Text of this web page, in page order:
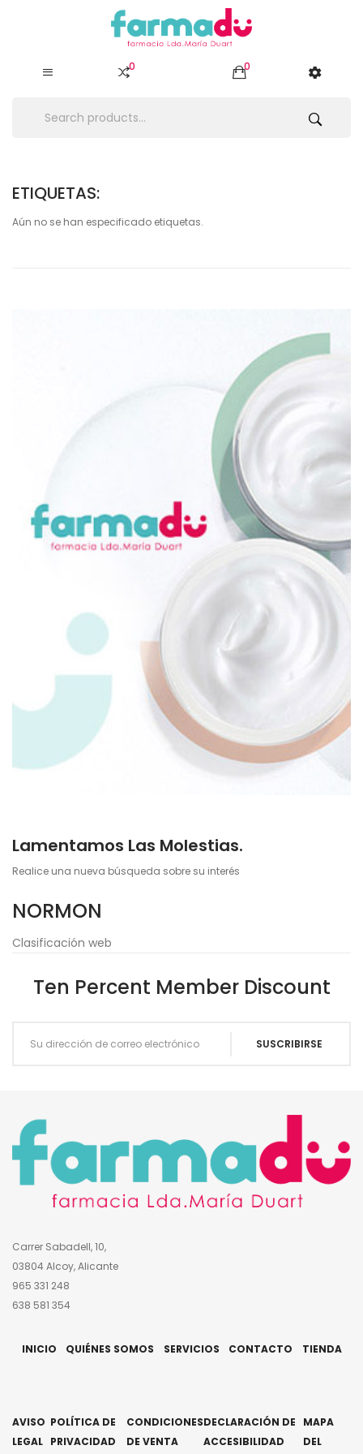
0 0
ETIQUETAS:
Aún no se han especificado etiquetas.
Lamentamos Las Molestias.
Realice una nueva búsqueda sobre su interés
NORMON
Clasificación web
Ten Percent Member Discount
Carrer Sabadell, 10,
03804 Alcoy, Alicante
965 331 248
638 581 354
INICIO QUIÉNES SOMOS SERVICIOS CONTACTO TIENDA
AVISO
LEGAL
POLÍTICA DE
PRIVACIDAD
CONDICIONES
DE VENTA
DECLARACIÓN DE
ACCESIBILIDAD
MAPA
DEL